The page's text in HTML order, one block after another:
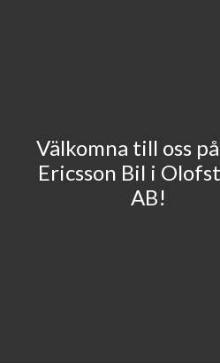
Välkomna till oss
Ericsson Bil i
AB!